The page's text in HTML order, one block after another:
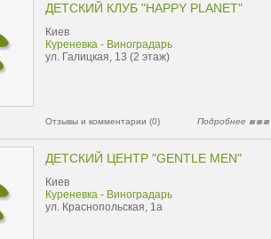
ДЕТСКИЙ КЛУБ "HAPPY PLANET"
Киев
Куреневка - Виноградарь
ул. Галицкая, 13 (2 этаж)
Отзывы и комментарии (0) Подробнее
ДЕТСКИЙ ЦЕНТР "GENTLE MEN"
Киев
Куреневка - Виноградарь
ул. Краснопольская, 1а